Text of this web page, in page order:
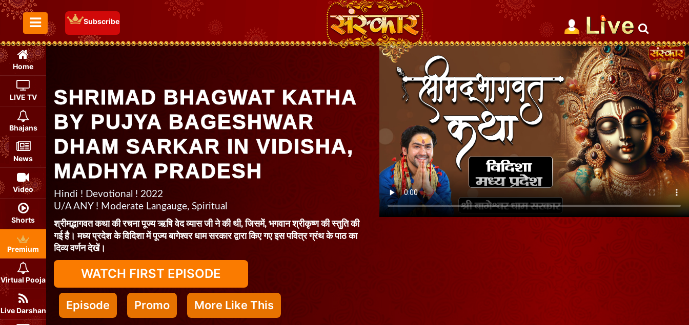
Toggle Menu
Subscribe
Home
LIVE TV
Bhajans
News
Video
Shorts
Premium
Virtual Pooja
Live Darshan
SHRIMAD BHAGWAT KATHA
BY PUJYA BAGESHWAR
DHAM SARKAR IN VIDISHA,
MADHYA PRADESH
Hindi ! Devotional ! 2022
U/A ANY ! Moderate Langauge, Spiritual
श्रीमद्भागवत कथा की रचना पूज्य ऋषि वेद व्यास जी ने की थी, जिसमें, भगवान श्रीकृष्ण की स्तुति की
गई है। मध्य प्रदेश के विदिशा में पूज्य बागेश्वर धाम सरकार द्वारा किए गए इस पवित्र ग्रंथ के पाठ का
दिव्य वर्णन देखें।
WATCH FIRST EPISODE
Episode Promo More Like This